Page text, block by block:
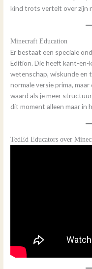
kind trots vertelt over zijn
Minecraft Education
Er bestaat een speciale
Edition. Die heeft kant-en-
wetenschap, wiskunde en
normale versie prima,
waard als je meer
dit moment alleen maar in
TedEd Educators over